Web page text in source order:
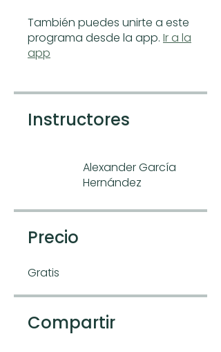
También puedes unirte a este
programa desde la app. Ir a la
app
Instructores
Alexander García
Hernández
Precio
Gratis
Compartir